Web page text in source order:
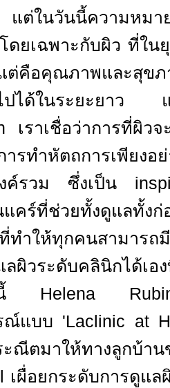
ต่ในวันนี้ความหมา
ดยเฉพาะกับผิว ที่ใน
คือคุณภาพและสุขภา
ได้ในระยะยาว
เราเชื่อว่าการที่ผิว
รทำหัตถการเพียงอ
ค์รวม ซึ่งเป็น
คร์ที่ช่วยทั้งดูแลทั้งก่
ทำให้ทุกคนสามาร
ลผิวระดับคลินิกได้เ
นี้ Helena
ณ์แบบ 'Laclinic at
ะณีตมาให้ทางลูกบ้
เผื่อยกระดับการดูแ